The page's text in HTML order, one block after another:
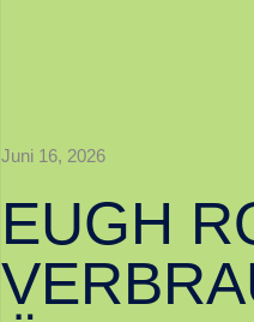
Juni 16, 2026
EUGH